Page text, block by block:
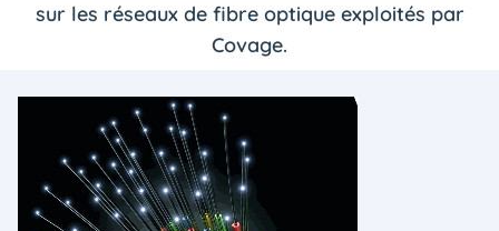
sur les réseaux de fibre optique exploités par
Covage.